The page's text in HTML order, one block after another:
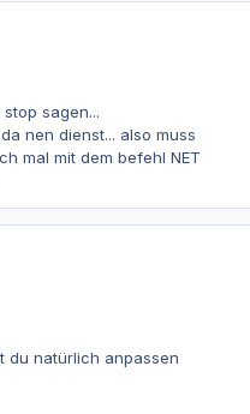
sagen...
nen dienst... also muss
mal mit dem befehl NET
du natürlich anpassen